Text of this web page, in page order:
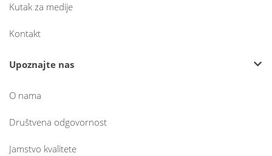
Kutak za medije
Kontakt
Upoznajte nas
O nama
Društvena odgovornost
Jamstvo kvalitete